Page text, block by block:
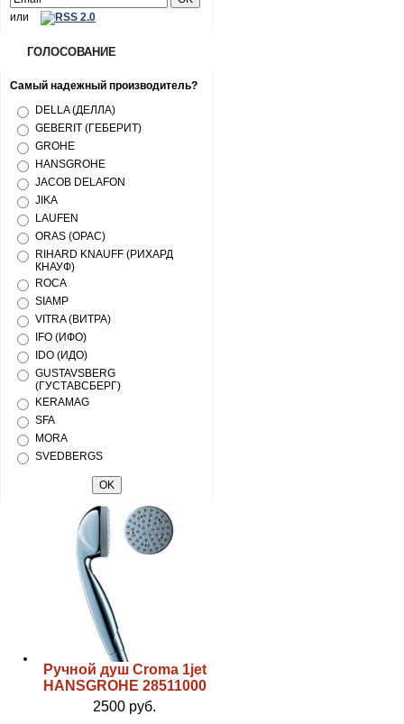
или
ГОЛОСОВАНИЕ
Самый надежный производитель?
DELLA (ДЕЛЛА)
GEBERIT (ГЕБЕРИТ)
GROHE
HANSGROHE
JACOB DELAFON
JIKA
LAUFEN
ORAS (ОРАС)
RIHARD KNAUFF (РИХАРД
КНАУФ)
ROCA
SIAMP
VITRA (ВИТРА)
IFO (ИФО)
IDO (ИДО)
GUSTAVSBERG
(ГУСТАВСБЕРГ)
KERAMAG
SFA
MORA
SVEDBERGS
Ручной душ Croma 1jet
HANSGROHE 28511000
2500 руб.